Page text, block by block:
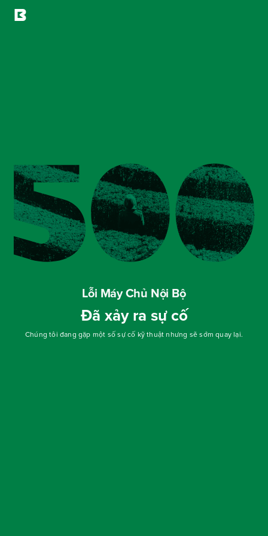
Lỗi Máy Chủ Nội Bộ
Đã xảy ra sự cố
Chúng tôi đang gặp một số sự cố kỹ thuật nhưng sẽ sớm quay lại.